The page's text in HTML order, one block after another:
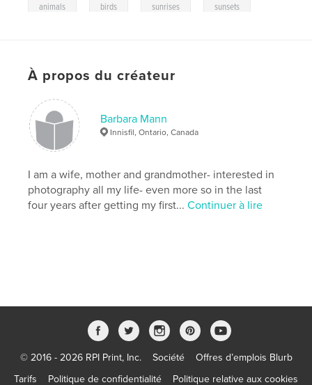
animals birds sunrises sunsets
À propos du créateur
Barbara Mann
Innisfil, Ontario, Canada
I am a wife, mother and grandmother- interested in
photography all my life- even more so in the last
four years after getting my first...Continuer à lire
© 2016 - 2026 RPI Print, Inc. Société
Offres d’emplois Blurb
Tarifs
Politique de confidentialité Politique relative aux cookies